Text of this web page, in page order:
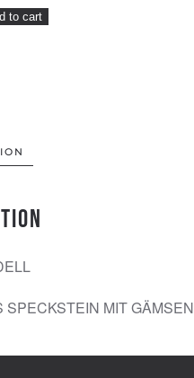
to cart
SPECKSTEIN MIT GÄMSEN